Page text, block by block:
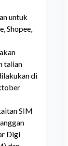
untuk
Shopee,
talian
di
SIM
Digi